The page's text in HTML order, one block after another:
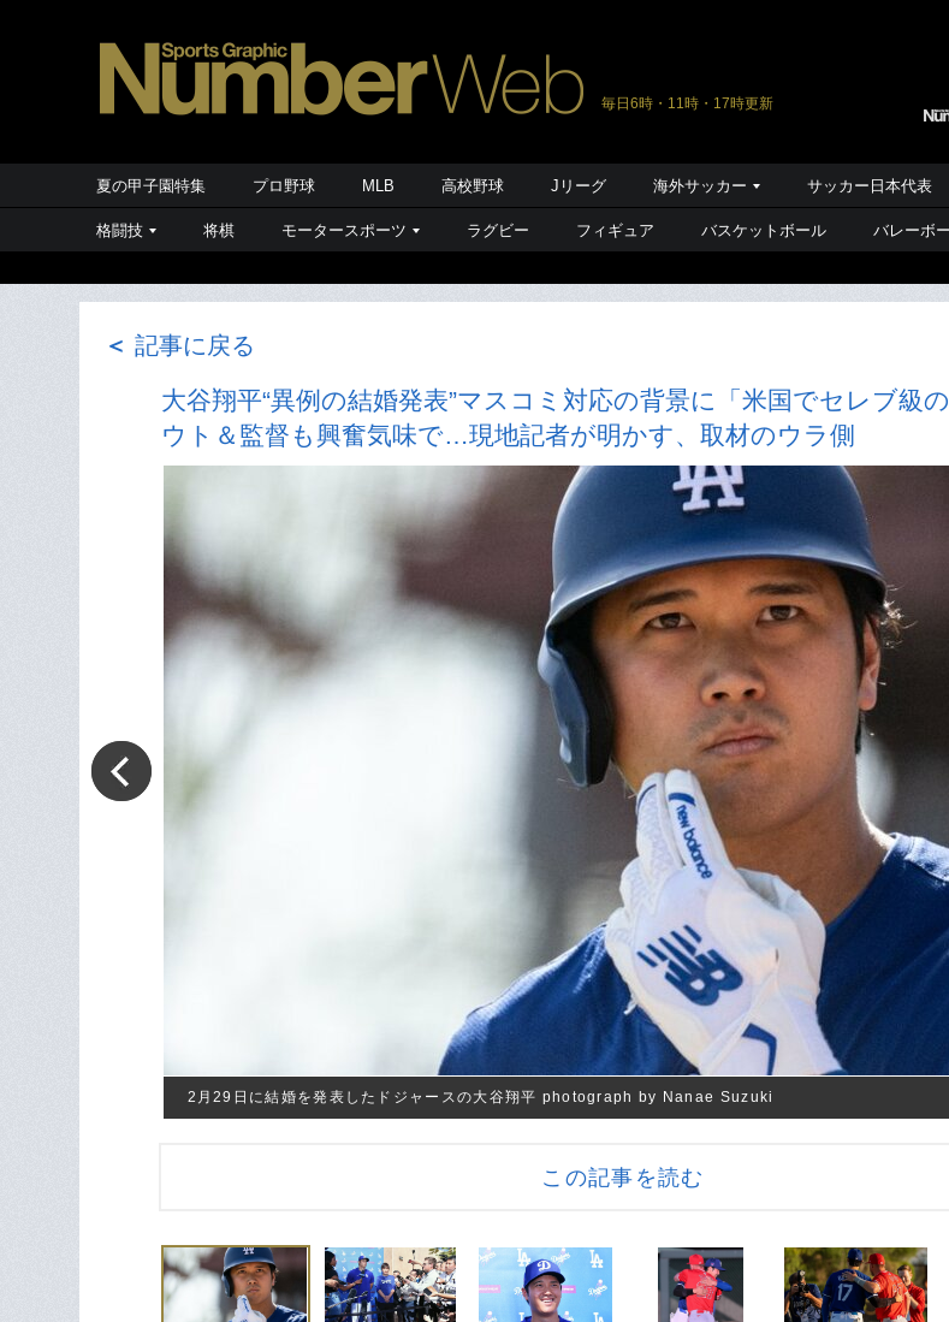
毎日6時・11時・17時更新
夏の甲子園特集 プロ野球 MLB 高校野球 Jリーグ 海外サッカー サッカー日本代表
格闘技 将棋 モータースポーツ ラグビー フィギュア バスケットボール バレーボ
＜ 記事に戻る
大谷翔平“異例の結婚発表”マスコミ対応の背景に「米国でセレブ級
ウト＆監督も興奮気味で…現地記者が明かす、取材のウラ側
2月29日に結婚を発表したドジャースの大谷翔平 photograph by Nanae Suzuki
この記事を読む